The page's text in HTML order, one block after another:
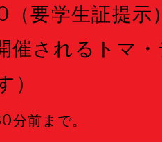
要学生証提示
催されるトマ
）
分前まで。マスタークラ